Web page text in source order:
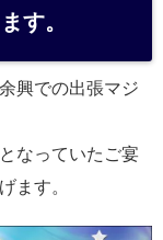
す。
興での出張マジ
なっていたご宴
ます。